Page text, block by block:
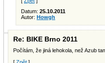
Datum: 25.10.2011
Autor: Howgh
Re: BIKE Brno 2011
Počítám, že jiná lehokola, než Azub